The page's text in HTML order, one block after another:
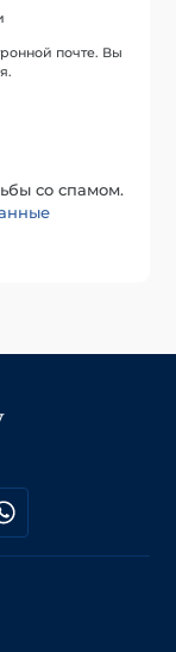
почте. Вы
со спамом.